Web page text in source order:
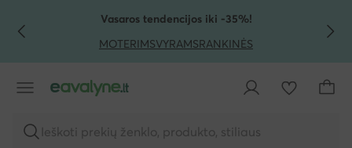
PEREITI PRIE PAGRINDINIO TURINIO
PEREITI Į PAIEŠKĄVasaros tendencijos iki -35%!
MOTERIMSVYRAMSRANKINĖS
Ieškoti prekių ženklo, produkto, stiliaus